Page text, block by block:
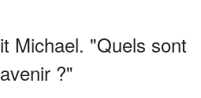
Michael. "Quels sont
?"